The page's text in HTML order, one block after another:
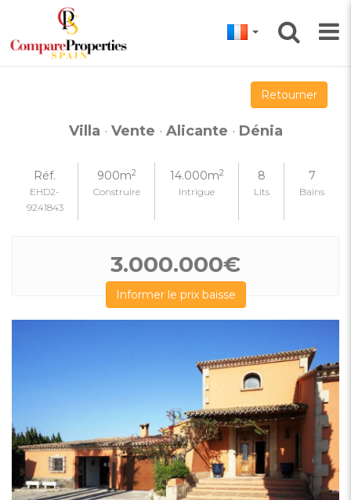
Retourner
Villa · Vente · Alicante · Dénia
Réf.
EHD2-
9241843
900m2
Construire
14.000m2
Intrigue
8
Lits
7
Bains
3.000.000€
Informer le prix baisse